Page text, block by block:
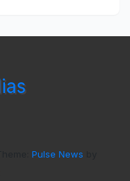
Pulse News